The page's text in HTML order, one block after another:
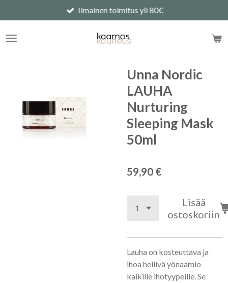
pääsisältöön
Ilmainen toimitus yli 80€
Unna Nordic
LAUHA
Nurturing
Sleeping Mask
50ml
59,90 €
Lisää
ostoskoriin
Lauha on kosteuttava ja
ihoa hellivä yönaamio
kaikille ihotyypeille. Se